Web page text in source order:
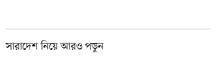
সারাদেশ নিয়ে আরও পড়ুন